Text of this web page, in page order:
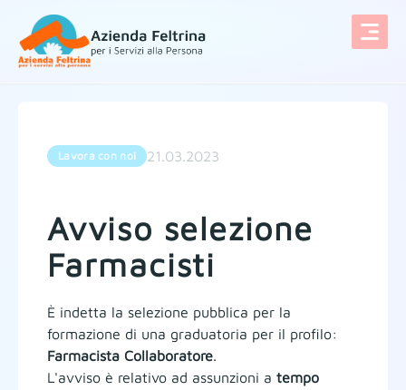
Lavora con noi 21.03.2023
Avviso selezione
Farmacisti
È indetta la selezione pubblica per la
formazione di una graduatoria per il profilo:
Farmacista Collaboratore.
L'avviso è relativo ad assunzioni a tempo